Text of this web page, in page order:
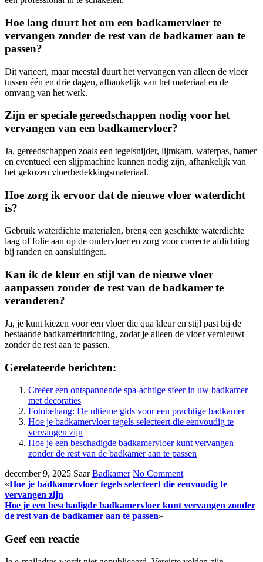
Hoe lang duurt het om een badkamervloer te
vervangen zonder de rest van de badkamer aan te
passen?
Dit varieert, maar meestal duurt het vervangen van alleen de vloer
tussen één en drie dagen, afhankelijk van het materiaal en de
omvang van het werk.
Zijn er speciale gereedschappen nodig voor het
vervangen van een badkamervloer?
Ja, gereedschappen zoals een tegelsnijder, lijmkam, waterpas, hamer
en eventueel een slijpmachine kunnen nodig zijn, afhankelijk van
het gekozen vloerbedekkingsmateriaal.
Hoe zorg ik ervoor dat de nieuwe vloer waterdicht
is?
Gebruik waterdichte materialen, breng een geschikte waterdichte
laag of folie aan op de ondervloer en zorg voor correcte afdichting
bij randen en aansluitingen.
Kan ik de kleur en stijl van de nieuwe vloer
aanpassen zonder de rest van de badkamer te
veranderen?
Ja, je kunt kiezen voor een vloer die qua kleur en stijl past bij de
bestaande badkamerinrichting, zodat je alleen de vloer vernieuwt
zonder de rest aan te passen.
Gerelateerde berichten:
Creëer een ontspannende spa-achtige sfeer in uw badkamer
met decoraties
Fotobehang: De ultieme gids voor een prachtige badkamer
Hoe je badkamervloer tegels selecteert die eenvoudig te
vervangen zijn
Hoe je een beschadigde badkamervloer kunt vervangen
zonder de rest van de badkamer aan te passen
december 9, 2025 Saar Badkamer No Comment
«Hoe je badkamervloer tegels selecteert die eenvoudig te
vervangen zijn
Hoe je een beschadigde badkamervloer kunt vervangen zonder
de rest van de badkamer aan te passen»
Geef een reactie